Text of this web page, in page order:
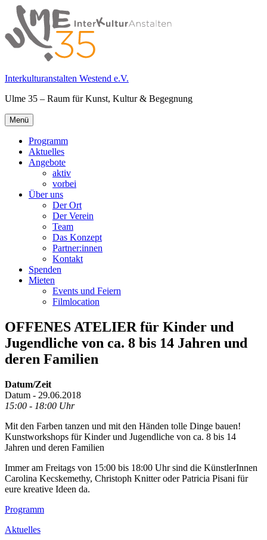
Springe
zum
Inhalt
Interkulturanstalten Westend e.V.
Ulme 35 – Raum für Kunst, Kultur & Begegnung
Primäres
Menü
Menü
Programm
Aktuelles
Angebote
aktiv
vorbei
Über uns
Der Ort
Der Verein
Team
Das Konzept
Partner:innen
Kontakt
Spenden
Mieten
Events und Feiern
Filmlocation
OFFENES ATELIER für Kinder und
Jugendliche von ca. 8 bis 14 Jahren und
deren Familien
Datum/Zeit
Datum - 29.06.2018
15:00 - 18:00 Uhr
Mit den Farben tanzen und mit den Händen tolle Dinge bauen!
Kunstworkshops für Kinder und Jugendliche von ca. 8 bis 14
Jahren und deren Familien
Immer am Freitags von 15:00 bis 18:00 Uhr sind die KünstlerInnen
Carolina Kecskemethy, Christoph Knitter oder Patricia Pisani für
eure kreative Ideen da.
Footer
Inhalt
Programm
Aktuelles